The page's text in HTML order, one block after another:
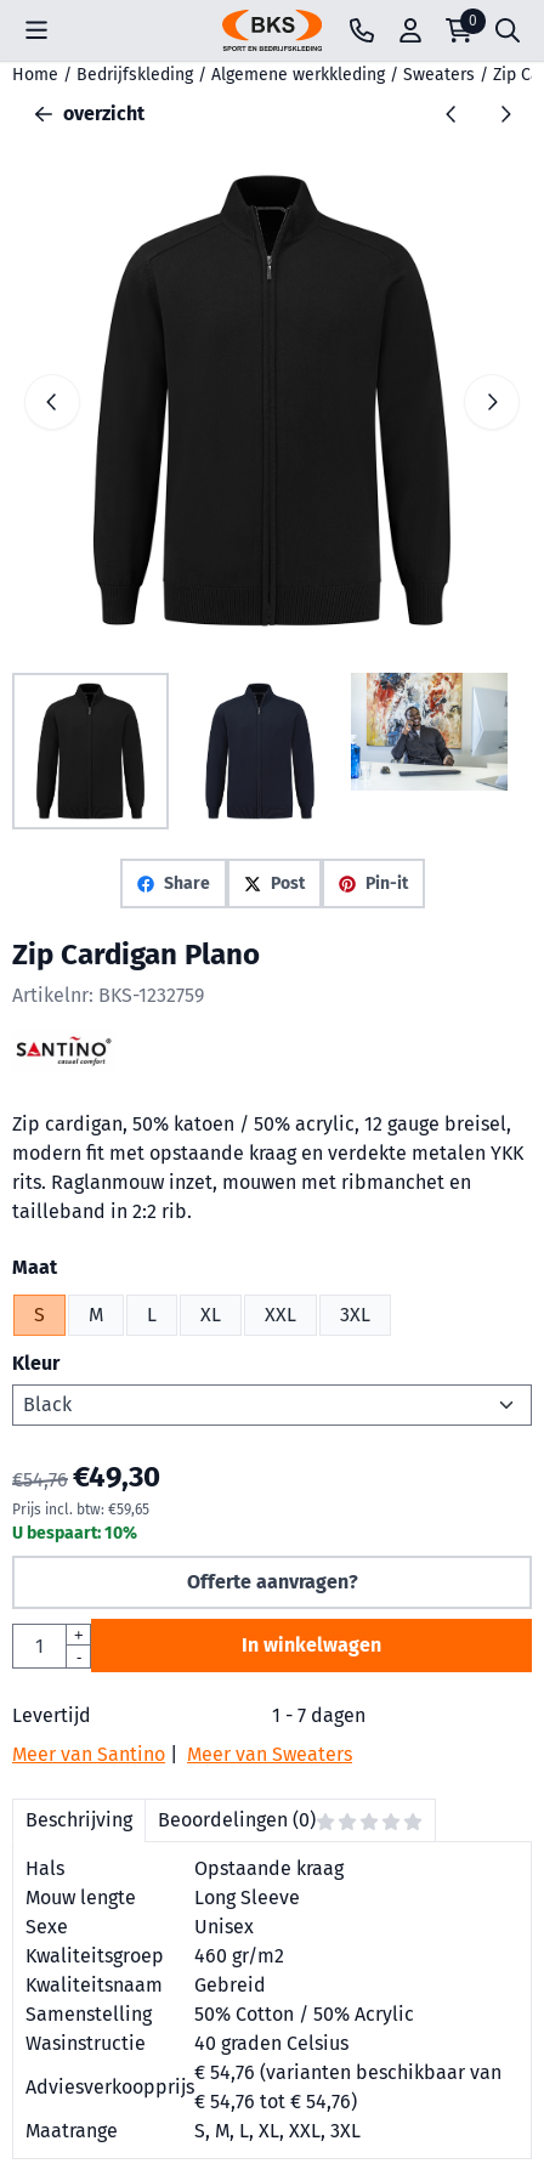
Cookievoorkeuren zijn beschikbaar. Kies instellingen of sta
0
Home / Bedrijfskleding / Algemene werkkleding / Sweaters / Zip
overzicht
Share Post Pin-it
Zip Cardigan Plano
Artikelnr: BKS-1232759
Zip cardigan, 50% katoen / 50% acrylic, 12 gauge breisel,
modern fit met opstaande kraag en verdekte metalen YKK
rits. Raglanmouw inzet, mouwen met ribmanchet en
tailleband in 2:2 rib.
Maak een keuze voor
Maat
S M L XL XXL 3XL
Kleur
€54,76 €49,30
Prijs incl. btw: €59,65
U bespaart:10%
Offerte aanvragen?
Aantal
+
-
In winkelwagen
Levertijd
1 - 7 dagen
Meer van Santino
Meer van Sweaters
Beschrijving Beoordelingen (0)
Hals
Opstaande kraag
Mouw lengte
Long Sleeve
Sexe
Unisex
Kwaliteitsgroep
460 gr/m2
Kwaliteitsnaam
Gebreid
Samenstelling
50% Cotton / 50% Acrylic
Wasinstructie
40 graden Celsius
Adviesverkoopprijs
€ 54,76 (varianten beschikbaar van
€ 54,76 tot € 54,76)
Maatrange
S, M, L, XL, XXL, 3XL